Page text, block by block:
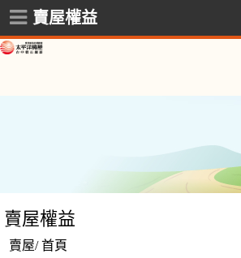
賣屋權益
賣屋/首頁
賣屋權益